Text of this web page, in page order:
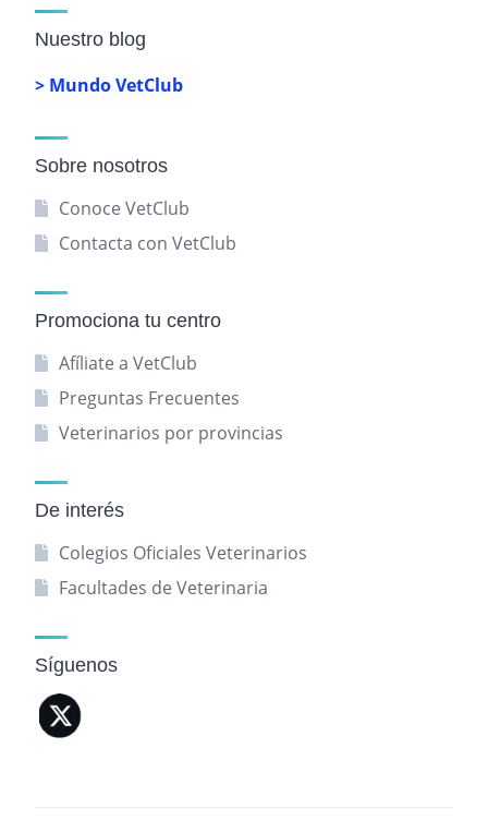
Nuestro blog
> Mundo VetClub
Sobre nosotros
Conoce VetClub
Contacta con VetClub
Promociona tu centro
Afíliate a VetClub
Preguntas Frecuentes
Veterinarios por provincias
De interés
Colegios Oficiales Veterinarios
Facultades de Veterinaria
Síguenos